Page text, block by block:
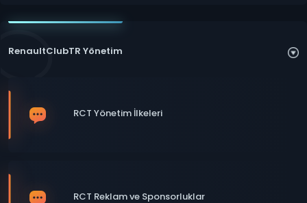
RenaultClubTR Yönetim
RCT Yönetim İlkeleri
RCT Reklam ve Sponsorluklar